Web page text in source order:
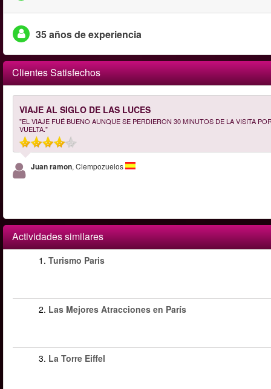
35 años de experiencia
Clientes Satisfechos
VIAJE AL SIGLO DE LAS LUCES
"EL VIAJE FUÉ BUENO AUNQUE SE PERDIERON 30 MINUTOS DE LA VISITA
VUELTA."
Juan ramon, Ciempozuelos
Actividades similares
1. Turismo Paris
2. Las Mejores Atracciones en París
3. La Torre Eiffel